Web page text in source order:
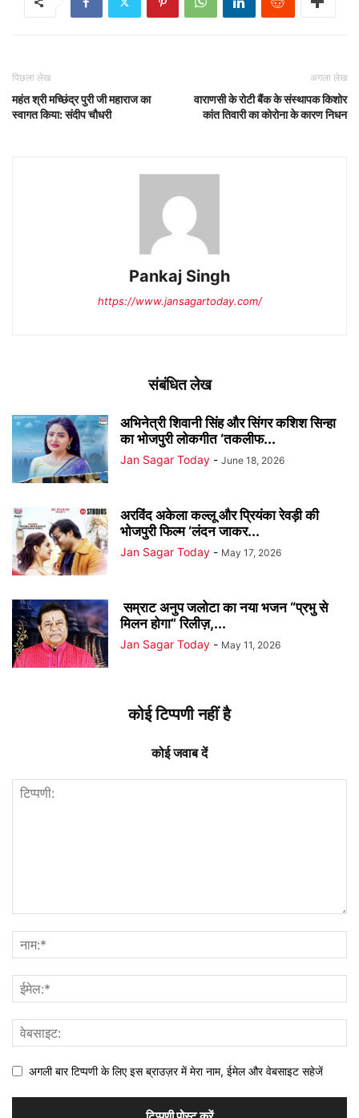
पिछला लेख
महंत श्री मच्छिंद्र पुरी जी महाराज का
स्वागत किया: संदीप चौधरी
अगला लेख
वाराणसी के रोटी बैंक के संस्थापक किशोर
कांत तिवारी का कोरोना के कारण निधन
Pankaj Singh
https://www.jansagartoday.com/
संबंधित लेख
अभिनेत्री शिवानी सिंह और सिंगर कशिश सिन्हा
का भोजपुरी लोकगीत ‘तकलीफ...
Jan Sagar Today - June 18, 2026
अरविंद अकेला कल्लू और प्रियंका रेवड़ी की
भोजपुरी फिल्म ‘लंदन जाकर...
Jan Sagar Today - May 17, 2026
सम्राट अनुप जलोटा का नया भजन “प्रभु से
मिलन होगा” रिलीज़,...
Jan Sagar Today - May 11, 2026
कोई टिप्पणी नहीं है
कोई जवाब दें
अगली बार टिप्पणी के लिए इस ब्राउज़र में मेरा नाम, ईमेल और वेबसाइट सहेजें